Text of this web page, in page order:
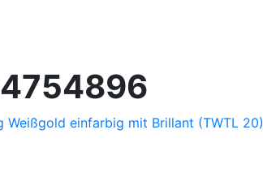
Weißgold einfarbig mit Brillant (TWTL 20)